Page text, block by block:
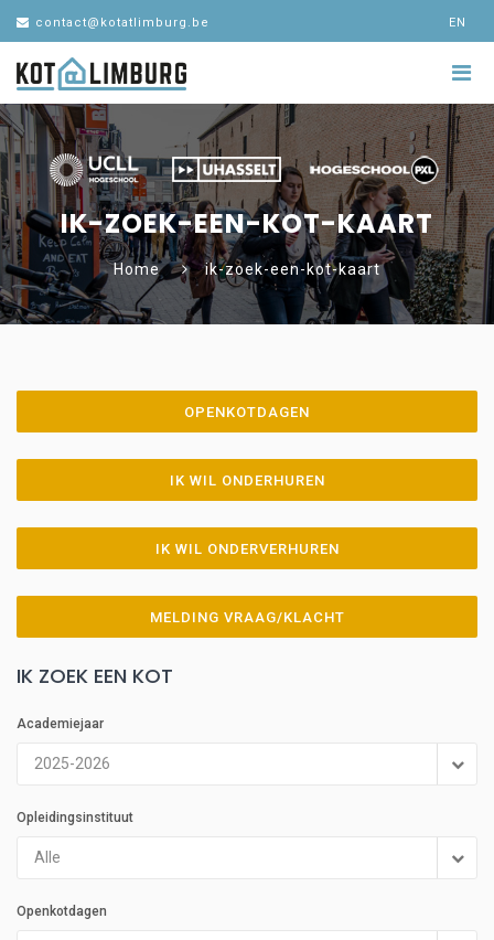
contact@kotatlimburg.be EN
IK-ZOEK-EEN-KOT-KAART
Home ik-zoek-een-kot-kaart
OPENKOTDAGEN
IK WIL ONDERHUREN
IK WIL ONDERVERHUREN
MELDING VRAAG/KLACHT
IK ZOEK EEN KOT
Academiejaar
2025-2026
Opleidingsinstituut
Alle
Openkotdagen